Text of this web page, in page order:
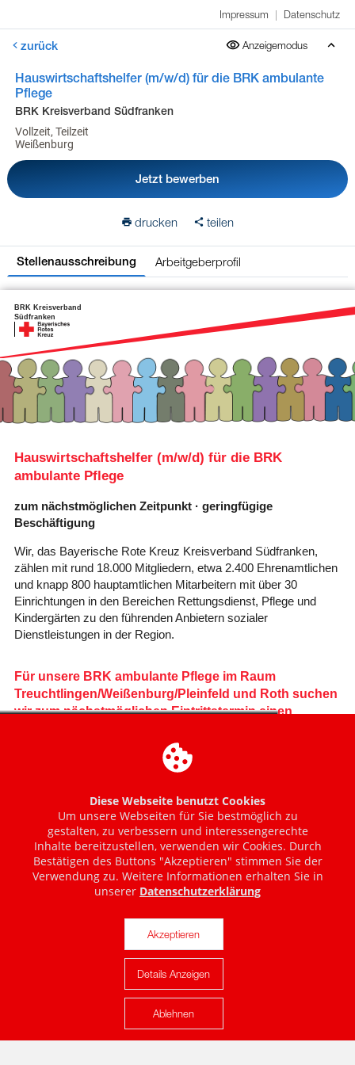
Impressum | Datenschutz
zurück Anzeigemodus
Hauswirtschaftshelfer (m/w/d) für die BRK ambulante
Pflege
BRK Kreisverband Südfranken
Vollzeit, Teilzeit
Weißenburg
Jetzt bewerben
drucken teilen
Stellenausschreibung Arbeitgeberprofil
Karte anzeigen
Diese Webseite benutzt Cookies
Um unsere Webseiten für Sie bestmöglich zu
gestalten, zu verbessern und interessengerechte
Inhalte bereitzustellen, verwenden wir Cookies. Durch
Bestätigen des Buttons "Akzeptieren" stimmen Sie der
Verwendung zu. Weitere Informationen erhalten Sie in
unserer Datenschutzerklärung
Akzeptieren
Details Anzeigen
Ablehnen